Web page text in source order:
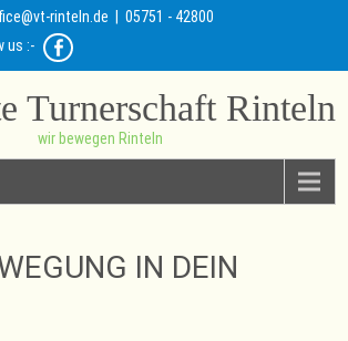
rinteln.de | 05751 - 42800
us :-
Turnerschaft Rinteln
wir bewegen Rinteln
IN DEIN